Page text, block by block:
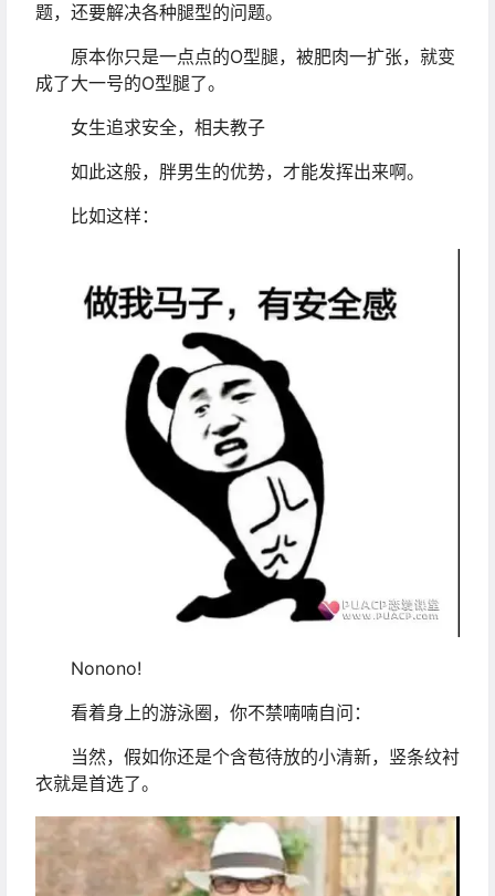
题，还要解决各种腿型的问题。
原本你只是一点点的O型腿，被肥肉一扩张，就变
成了大一号的O型腿了。
女生追求安全，相夫教子
如此这般，胖男生的优势，才能发挥出来啊。
比如这样：
Nonono!
看着身上的游泳圈，你不禁喃喃自问：
当然，假如你还是个含苞待放的小清新，竖条纹衬
衣就是首选了。